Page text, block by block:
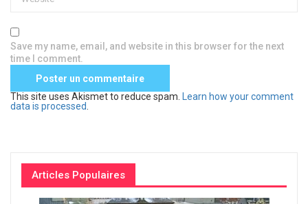
Save my name, email, and website in this browser for the next
time I comment.
This site uses Akismet to reduce spam. Learn how your comment
data is processed.
Articles Populaires